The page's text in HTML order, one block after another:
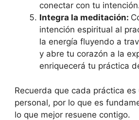
conectar con tu
Integra la meditación:
intención espiritual al
la energía fluyendo a
y abre tu corazón a la
enriquecerá tu práctica
Recuerda que cada práctica es
personal, por lo que es
lo que mejor resuene contigo.